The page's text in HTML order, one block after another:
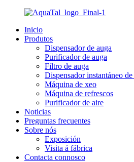
Inicio
Produtos
Dispensador de auga
Purificador de auga
Filtro de auga
Dispensador instantáneo
Máquina de xeo
Máquina de refrescos
Purificador de aire
Noticias
Preguntas frecuentes
Sobre nós
Exposición
Visita á fábrica
Contacta connosco